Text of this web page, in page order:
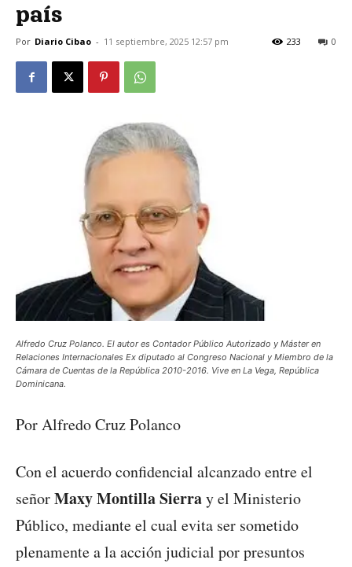
país
Por Diario Cibao - 11 septiembre, 2025 12:57 pm 0
233
Alfredo Cruz Polanco. El autor es Contador Público Autorizado y Máster en
Relaciones Internacionales Ex diputado al Congreso Nacional y Miembro de la
Cámara de Cuentas de la República 2010-2016. Vive en La Vega, República
Dominicana.
Por Alfredo Cruz Polanco
Con el acuerdo confidencial alcanzado entre el
señorMaxy Montilla Sierray el Ministerio
Público, mediante el cual evita ser sometido
plenamente a la acción judicial por presuntos